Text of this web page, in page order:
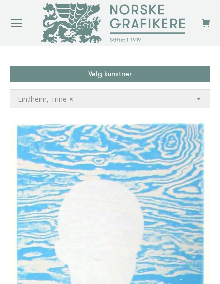
Velg kunstner
×
Lindheim, Trine